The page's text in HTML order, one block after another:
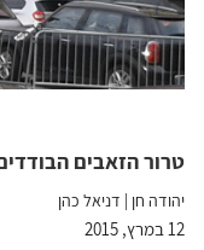
טרור הזאבים
יהודה חן | דניאל כהן
12 במרץ, 2015